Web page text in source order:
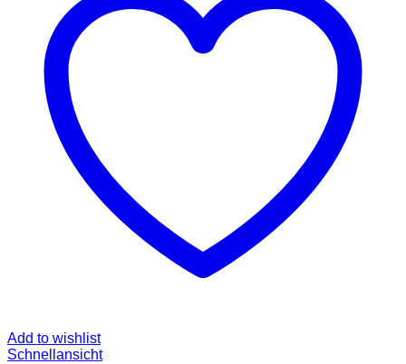
Add to wishlist
Schnellansicht